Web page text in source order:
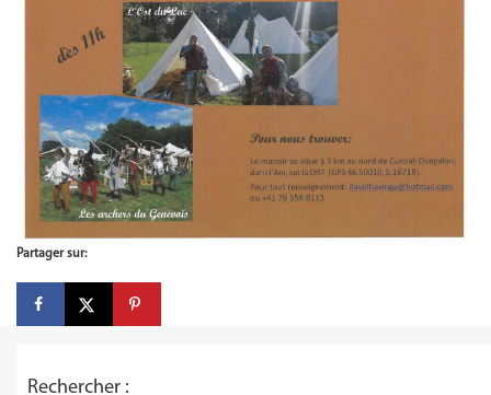
Partager sur:
Rechercher :